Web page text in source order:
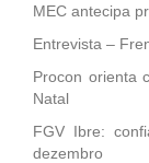
MEC antecipa
Entrevista –
Procon orienta
Natal
FGV Ibre:
dezembro